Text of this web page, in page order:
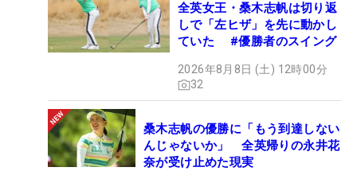
全英女王・桑木志帆は切り返
しで「左ヒザ」を先に動かし
ていた #優勝者のスイング
2026年8月8日 (土) 12時00分
32
桑木志帆の優勝に「もう到達しない
んじゃないか」 全英帰りの永井花
奈が受け止めた現実